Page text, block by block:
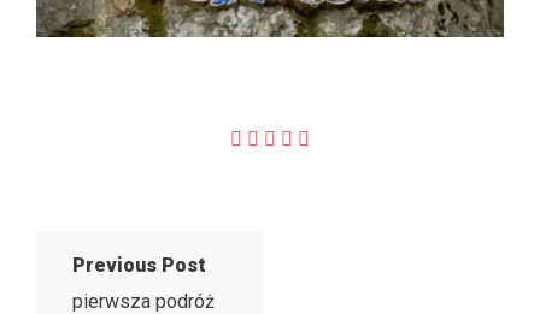
Previous Post
pierwsza podróż